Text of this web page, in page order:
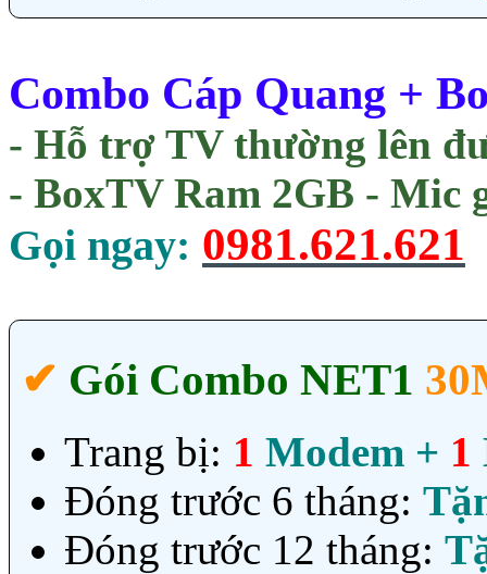
Combo Cáp Quang +
- Hỗ trợ TV thường lên
- BoxTV Ram 2GB - Mic
Gọi ngay: 0981.621.621
✔‎ Gói Combo NET1
Trang bị: 1 Modem + 1
Đóng trước 6 tháng:
Đóng trước 12 tháng: